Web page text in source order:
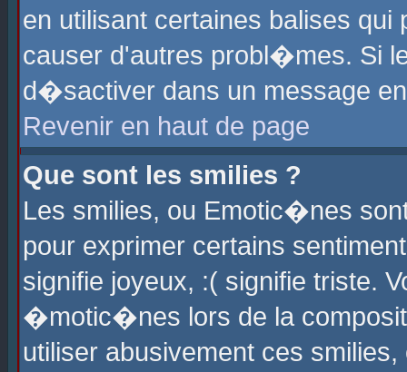
en utilisant certaines balises
causer d'autres probl�mes. Si
d�sactiver dans un message
Revenir en haut de page
Que sont les smilies ?
Les smilies, ou Emotic�nes
pour exprimer certains
signifie joyeux, :( signifie triste.
�motic�nes lors de la
utiliser abusivement ces